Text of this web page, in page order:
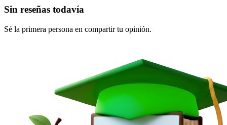
Sin reseñas todavía
Sé la primera persona en compartir tu opinión.